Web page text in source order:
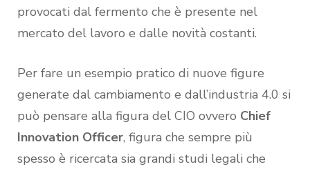
provocati dal fermento che è presente nel
mercato del lavoro e dalle novità costanti.
Per fare un esempio pratico di nuove figure
generate dal cambiamento e dall’industria 4.0 si
può pensare alla figura del CIO ovvero Chief
Innovation Officer, figura che sempre più
spesso è ricercata sia grandi studi legali che